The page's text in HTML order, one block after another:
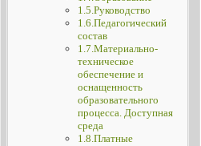
1.5.Руководство
1.6.Педагогический
состав
1.7.Материально-
техническое
обеспечение и
оснащенность
образовательного
процесса. Доступная
среда
1.8.Платные